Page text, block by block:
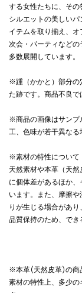
する女性たちに、その
シルエットの美しい
イテムを取り揃え、
次会・パーティなど
多数展開しています。
※踵（かかと）部分の
た跡です。商品不良で
※商品の画像はサンプ
工、色味が若干異なる
※素材の特性について
天然素材や本革（天
に個体差があるほか
います。また、摩擦
りが生じる場合があ
品質保持のため、でき
※本革(天然皮革)の商
素材の特性上、多少